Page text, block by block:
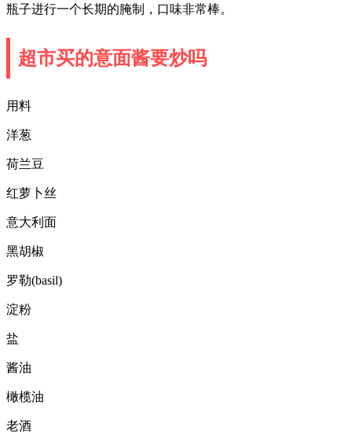
瓶子进行一个长期的腌制，口味非常棒。
超市买的意面酱要炒吗
用料
洋葱
荷兰豆
红萝卜丝
意大利面
黑胡椒
罗勒(basil)
淀粉
盐
酱油
橄榄油
老酒